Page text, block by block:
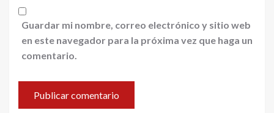
Guardar mi nombre, correo electrónico y sitio web
en este navegador para la próxima vez que haga un
comentario.